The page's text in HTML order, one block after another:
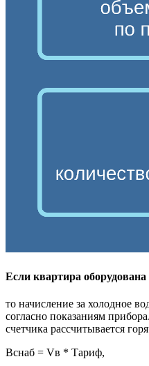
Если квартира
то начисление за холодное
согласно показаниям
счетчика рассчитывается
Вснаб = Vв * Тариф,